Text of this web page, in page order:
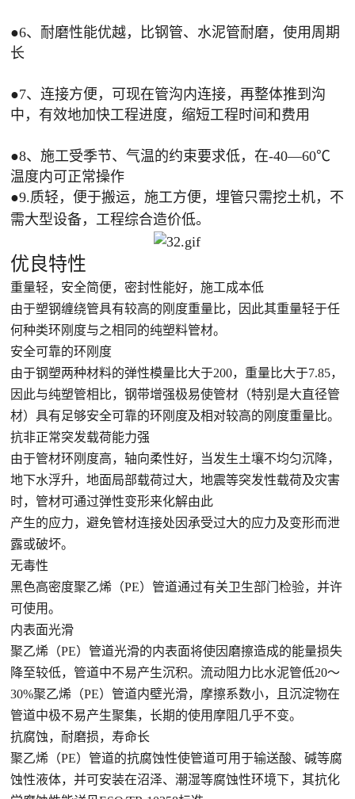
●6、耐磨性能优越，比钢管、水泥管耐磨，使用周期
长
●7、连接方便，可现在管沟内连接，再整体推到沟
中，有效地加快工程进度，缩短工程时间和费用
●8、施工受季节、气温的约束要求低，在-40—60℃
温度内可正常操作
●9.质轻，便于搬运，施工方便，埋管只需挖土机，不
需大型设备，工程综合造价低。
优良特性
重量轻，安全简便，密封性能好，施工成本低
由于塑钢缠绕管具有较高的刚度重量比，因此其重量轻于任
何种类环刚度与之相同的纯塑料管材。
安全可靠的环刚度
由于钢塑两种材料的弹性模量比大于200，重量比大于7.85，
因此与纯塑管相比，钢带增强极易使管材（特别是大直径管
材）具有足够安全可靠的环刚度及相对较高的刚度重量比。
抗非正常突发载荷能力强
由于管材环刚度高，轴向柔性好，当发生土壤不均匀沉降，
地下水浮升，地面局部载荷过大，地震等突发性载荷及灾害
时，管材可通过弹性变形来化解由此
产生的应力，避免管材连接处因承受过大的应力及变形而泄
露或破坏。
无毒性
黑色高密度聚乙烯（PE）管道通过有关卫生部门检验，并许
可使用。
内表面光滑
聚乙烯（PE）管道光滑的内表面将使因磨擦造成的能量损失
降至较低，管道中不易产生沉积。流动阻力比水泥管低20～
30%聚乙烯（PE）管道内壁光滑，摩擦系数小，且沉淀物在
管道中极不易产生聚集，长期的使用摩阻几乎不变。
抗腐蚀，耐磨损，寿命长
聚乙烯（PE）管道的抗腐蚀性使管道可用于输送酸、碱等腐
蚀性液体，并可安装在沼泽、潮湿等腐蚀性环境下，其抗化